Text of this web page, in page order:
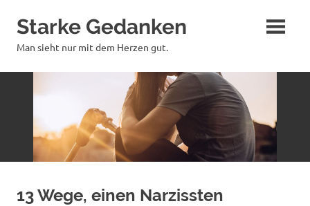
Inhalt
springen
Starke Gedanken
Man sieht nur mit dem Herzen gut.
13 Wege, einen Narzissten